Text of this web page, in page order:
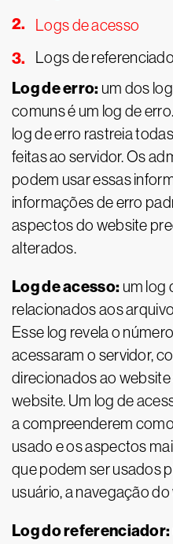
Logs de acesso
Logs de
Log de erro: um dos
comuns é um log de
log de erro rastreia
feitas ao servidor. Os
podem usar essas
informações de erro
aspectos do website
alterados.
Log de acesso: um log
relacionados aos
Esse log revela o
acessaram o servidor,
direcionados ao
website. Um log de
a compreenderem
usado e os aspectos
que podem ser usados
usuário, a navegação
Log do referenciador: